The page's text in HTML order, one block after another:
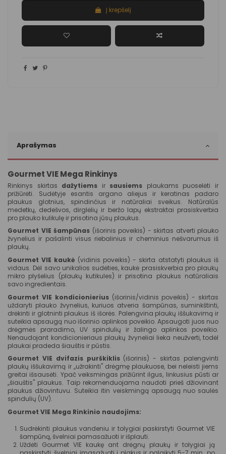
Į krepšelį
Aprašymas
Gourmet VIE Mega Rinkinys
Rinkinys skirtas dažytiems ir sausiems plaukams puoselėti ir
prižiūrėti. Sudėtyje esantis argano aliejus ir keratinas padaro
plaukus glotnius, spindinčius ir natūraliai sveikus. Natūralūs
medetkų, dedešvos, dirglėlių ir beržo lapų ekstraktai prasiskverbia
pro plauko kulikulę ir prisotina jūsų plaukus.
Gourmet VIE šampūnas (išorinis poveikis) - skirtas atverti plauko
žvynelius ir pašalinti visus riebalinius ir cheminius nešvarumus iš
plaukų.
Gourmet VIE kaukė (vidinis poveikis) - skirta atstatyti plaukus iš
vidaus. Dėl savo unikalios sudėties, kaukė prasiskverbia pro plaukų
mikro plyšelius (plaukų kutikules) ir prisotina plaukus natūraliais
savo ingredientais.
Gourmet VIE kondicionierius(išorinis/vidinis poveikis) - skirtas
uždaryti plauko žvynelius, kuriuos atveria šampūnas, suminkštinti,
drėkinti ir glotninti plaukus iš išorės. Palengvina plaukų iššukavimą ir
suteikia apsaugą nuo išorinio aplinkos poveikio. Apsaugoti juos nuo
drėgmės praradimo, UV spindulių ir žalingo aplinkos poveikio.
Nenaudojant kondicionieriaus plaukų žvyneliai lieka neužverti, todėl
plaukai pradeda šiauštis ir pūstis.
Gourmet VIE dvifazis purškiklis(išorinis) - skirtas palengvinti
plaukų iššukavimą ir ,,užrakinti" drėgmę plaukuose, bei neleisti jiems
greitai išsausėti. Ypač veiksmingas prižiūrint ilgus, linkusius pūsti ar
,,šiauštis" plaukus. Taip rekomenduojama naudoti prieš džiovinant
plaukus džiovintuvu. Suteikia itin veiskmingą apsaugą nuo saulės
spindulių (UV).
Gourmet VIE Mega Rinkinio naudojims:
Sudrėkinti plaukus vandeniu ir tolygiai paskirstyti Gourmet VIE
šampūną, švelniai pamasažuoti ir išplauti.
Uždėti Gourmet VIE kaukę ant drėgnų plaukų ir tolygiai ją